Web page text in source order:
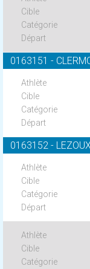
0163151 -
0163152 -